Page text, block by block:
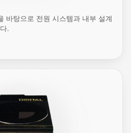
바탕으로 전원 시스템과 내부 설계
.